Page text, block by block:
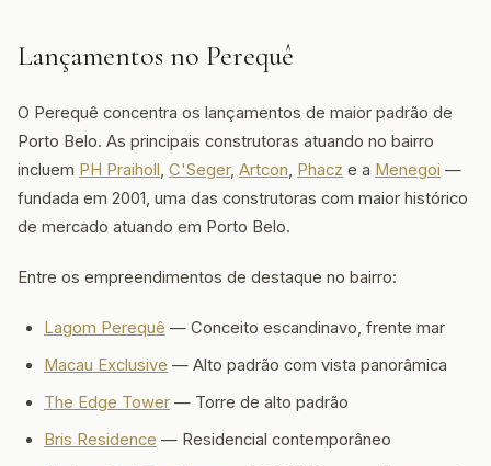
Lançamentos no Perequê
O Perequê concentra os lançamentos de maior padrão de
Porto Belo. As principais construtoras atuando no bairro
incluem PH Praiholl, C'Seger, Artcon, Phacz e a Menegoi —
fundada em 2001, uma das construtoras com maior histórico
de mercado atuando em Porto Belo.
Entre os empreendimentos de destaque no bairro:
Lagom Perequê — Conceito escandinavo, frente mar
Macau Exclusive — Alto padrão com vista panorâmica
The Edge Tower — Torre de alto padrão
Bris Residence — Residencial contemporâneo